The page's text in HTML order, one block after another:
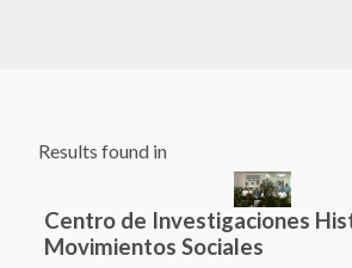
Results found in
Centro de Investigaciones
Movimientos Sociales